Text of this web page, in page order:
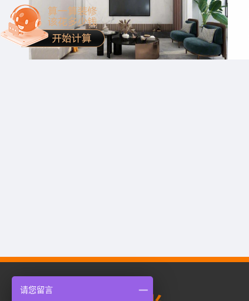
请您留言